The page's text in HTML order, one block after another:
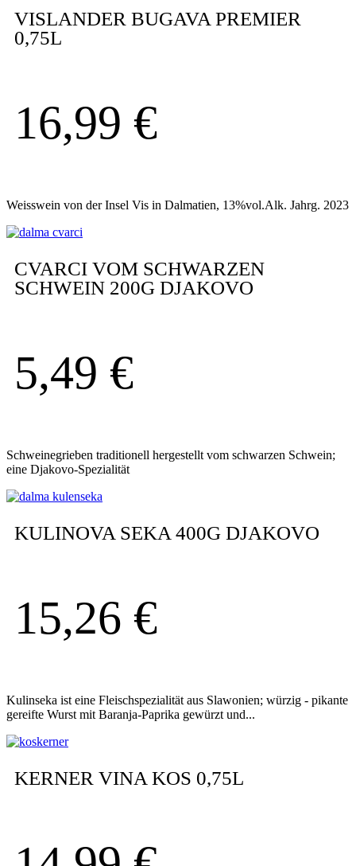
VISLANDER BUGAVA PREMIER
0,75L
16,99 €
Weisswein von der Insel Vis in Dalmatien, 13%vol.Alk. Jahrg. 2023
CVARCI VOM SCHWARZEN
SCHWEIN 200G DJAKOVO
5,49 €
Schweinegrieben traditionell hergestellt vom schwarzen Schwein;
eine Djakovo-Spezialität
KULINOVA SEKA 400G DJAKOVO
15,26 €
Kulinseka ist eine Fleischspezialität aus Slawonien; würzig - pikante
gereifte Wurst mit Baranja-Paprika gewürzt und...
KERNER VINA KOS 0,75L